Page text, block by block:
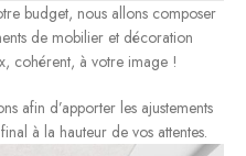
budget, nous allons composer
de mobilier et décoration
cohérent, à votre image !
afin d’apporter les ajustements
à la hauteur de vos attentes.